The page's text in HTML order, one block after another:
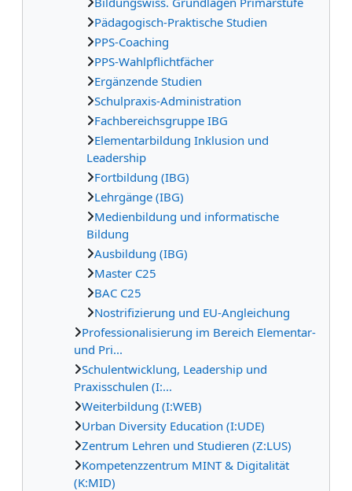
Pädagogisch-Praktische Studien
PPS-Coaching
PPS-Wahlpflichtfächer
Ergänzende Studien
Schulpraxis-Administration
Fachbereichsgruppe IBG
Elementarbildung Inklusion und
Leadership
Fortbildung (IBG)
Lehrgänge (IBG)
Medienbildung und informatische
Bildung
Ausbildung (IBG)
Master C25
BAC C25
Nostrifizierung und EU-Angleichung
Professionalisierung im Bereich Elementar-
und Pri...
Schulentwicklung, Leadership und
Praxisschulen (I:...
Weiterbildung (I:WEB)
Urban Diversity Education (I:UDE)
Zentrum Lehren und Studieren (Z:LUS)
Kompetenzzentrum MINT & Digitalität
(K:MID)